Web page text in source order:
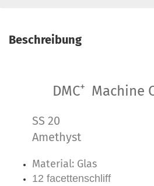
Beschreibung
DMC+ Machine
SS 20
Amethyst
Material: Glas
12 facettenschliff